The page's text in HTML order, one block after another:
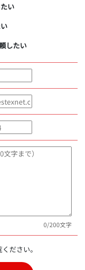
い
したい
0/200文字
ださい。